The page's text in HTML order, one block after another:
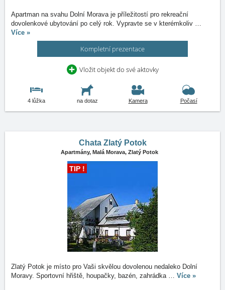
Apartman na svahu Dolní Morava je příležitostí pro rekreační
dovolenkové ubytování po celý rok. Vypravte se v kterémkoliv …
Více »
Kompletní prezentace
Vložit objekt do své aktovky
4 lůžka na dotaz Kamera Počasí
Chata Zlatý Potok
Apartmány, Malá Morava, Zlatý Potok
TIP !
Zlatý Potok je místo pro Vaši skvělou dovolenou nedaleko Dolní
Moravy. Sportovní hřiště, houpačky, bazén, zahrádka … Více »